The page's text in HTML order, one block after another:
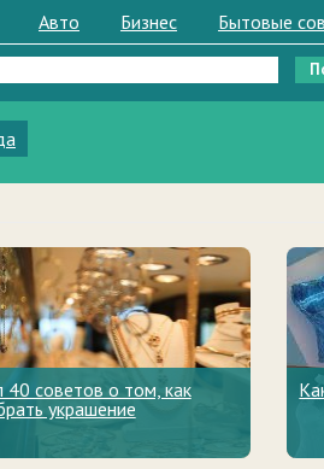
Авто Бизнес Бытовые
40 советов о том, как
украшение